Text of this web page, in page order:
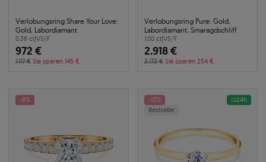
Verlobungsring Share Your Love:
Gold, Labordiamant
0.38 ct|VS/F
972 €
1.117 € Sie sparen 145 €
Verlobungsring Pure: Gold,
Labordiamant, Smaragdschliff
1.00 ct|VS/F
2.918 €
3.172 € Sie sparen 254 €
-8%
-13%
Bestseller
24h